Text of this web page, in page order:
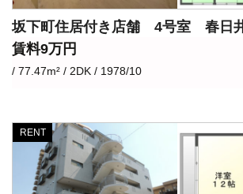
坂下町住居付き店舗 4号室 春日井
賃料9万円
/ 77.47m² / 2DK / 1978/10
RENT